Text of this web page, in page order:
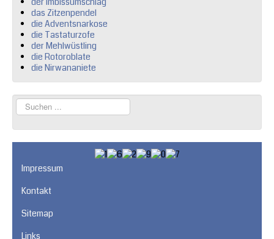
das Zitzenpendel
die Adventsnarkose
die Tastaturzofe
der Mehlwüstling
die Rotoroblate
die Nirwananiete
Suchen
...
Impressum
Kontakt
Sitemap
Links